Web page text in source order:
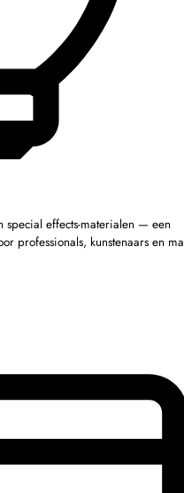
special effects-materialen — een
professionals, kunstenaars en